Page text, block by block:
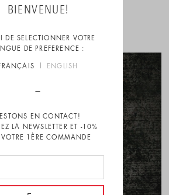
BIENVENUE!
DE SELECTIONNER VOTRE
DE PREFERENCE :
ENGLISH
EN CONTACT!
LA NEWSLETTER ET -10%
VOTRE 1ÈRE COMMANDE
à points (dot-grid).